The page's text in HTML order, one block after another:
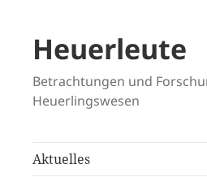
Heuerleute
Betrachtungen und
Heuerlingswesen
Aktuelles